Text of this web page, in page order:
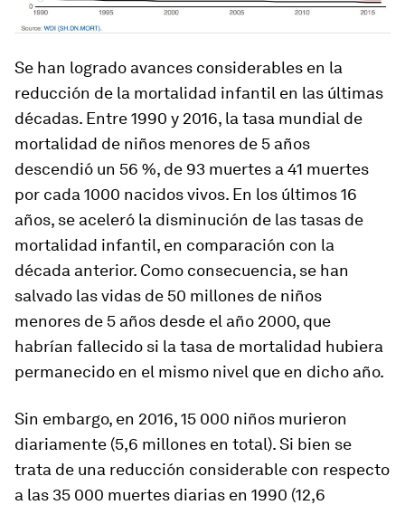
Se han logrado avances considerables en la
reducción de la mortalidad infantil en las últimas
décadas. Entre 1990 y 2016, la tasa mundial de
mortalidad de niños menores de 5 años
descendió un 56 %, de 93 muertes a 41 muertes
por cada 1000 nacidos vivos. En los últimos 16
años, se aceleró la disminución de las tasas de
mortalidad infantil, en comparación con la
década anterior. Como consecuencia, se han
salvado las vidas de 50 millones de niños
menores de 5 años desde el año 2000, que
habrían fallecido si la tasa de mortalidad hubiera
permanecido en el mismo nivel que en dicho año.
Sin embargo, en 2016, 15 000 niños murieron
diariamente (5,6 millones en total). Si bien se
trata de una reducción considerable con respecto
a las 35 000 muertes diarias en 1990 (12,6